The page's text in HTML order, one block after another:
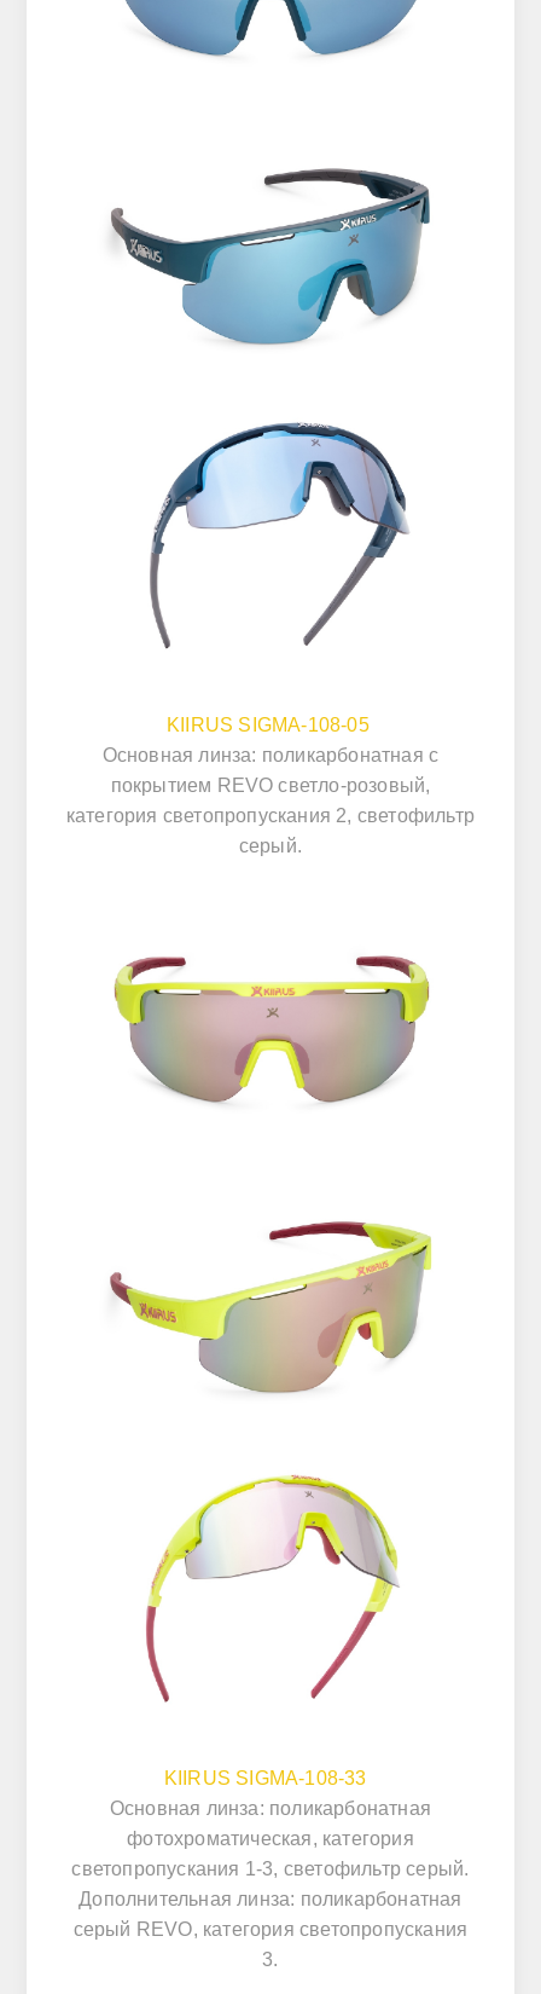
KIIRUS SIGMA-108-05
Основная линза: поликарбонатная с
покрытием REVO светло-розовый,
категория светопропускания 2, светофильтр
серый.
KIIRUS SIGMA-108-33
Основная линза: поликарбонатная
фотохроматическая, категория
светопропускания 1-3, светофильтр серый.
Дополнительная линза: поликарбонатная
серый REVO, категория светопропускания
3.